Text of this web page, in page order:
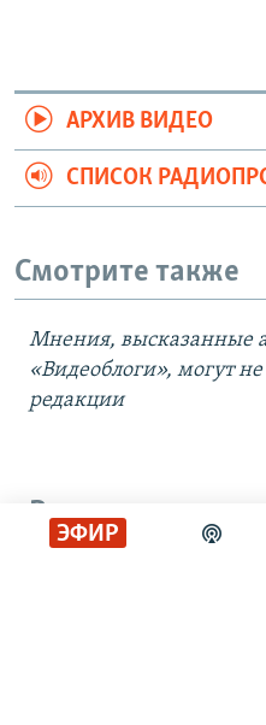
ЭФИР
АРХИВ ВИДЕО
СПИСОК
Смотрите также
Мнения, высказанные
«Видеоблоги», могут
редакции
Все видео